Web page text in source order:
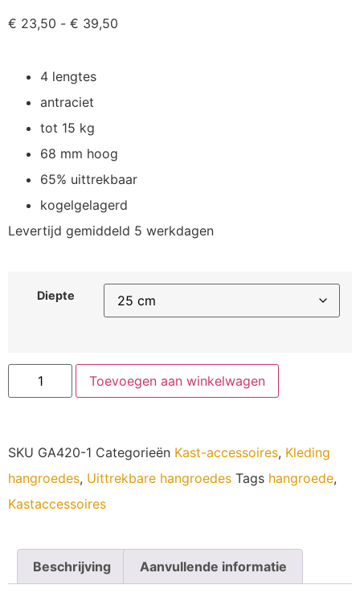
€ 23,50 - € 39,50
4 lengtes
antraciet
tot 15 kg
68 mm hoog
65% uittrekbaar
kogelgelagerd
Levertijd gemiddeld 5 werkdagen
Diepte
Toevoegen aan winkelwagen
SKU GA420-1 Categorieën Kast-accessoires, Kleding
hangroedes, Uittrekbare hangroedes Tags hangroede,
Kastaccessoires
Beschrijving Aanvullende informatie